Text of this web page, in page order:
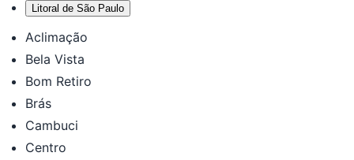
Litoral de São Paulo
Aclimação
Bela Vista
Bom Retiro
Brás
Cambuci
Centro